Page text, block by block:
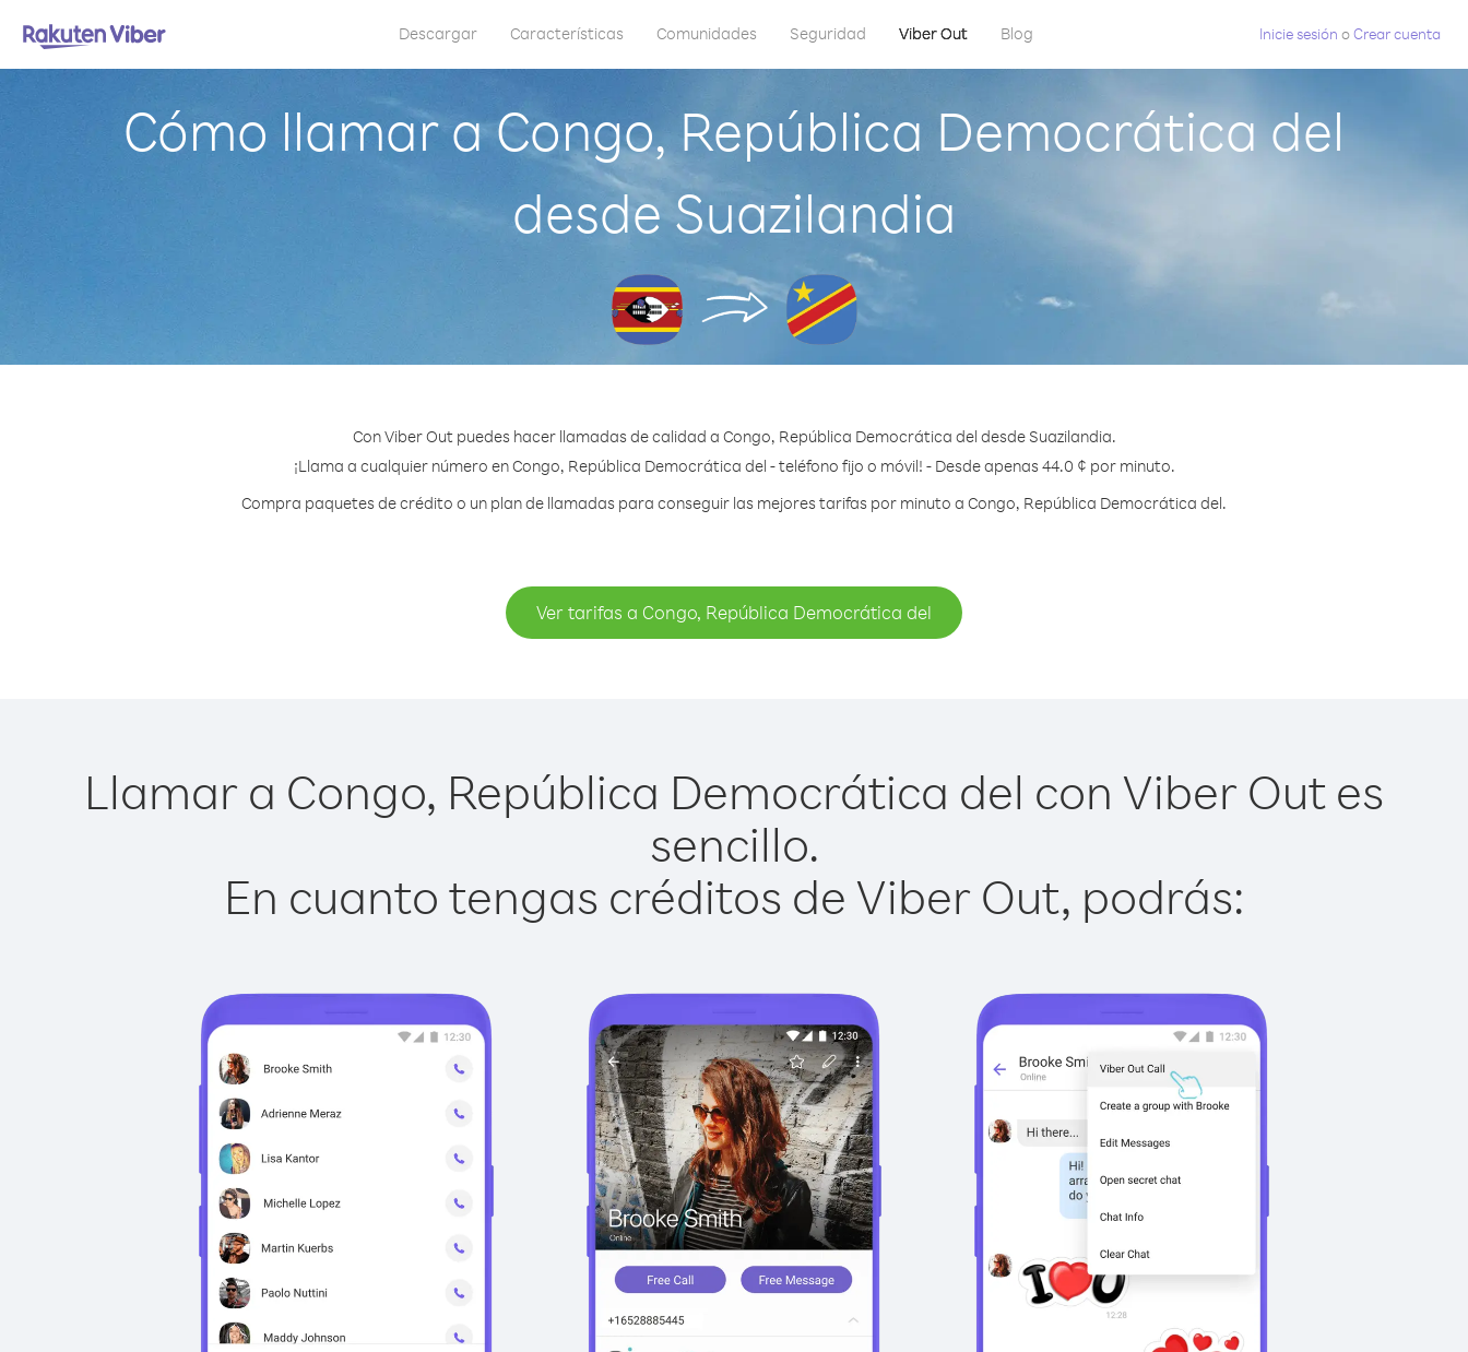
Descargar Características Comunidades Seguridad Viber Out Blog Inicie sesión oCrear cuenta
Cómo llamar a Congo, República Democrática del
desde Suazilandia
Con Viber Out puedes hacer llamadas de calidad a Congo, República Democrática del desde Suazilandia.
¡Llama a cualquier número en Congo, República Democrática del - teléfono fijo o móvil! - Desde apenas 44.0 ¢ por minuto.
Compra paquetes de crédito o un plan de llamadas para conseguir las mejores tarifas por minuto a Congo, República Democrática del.
Ver tarifas a Congo, República Democrática del
Llamar a Congo, República Democrática del con Viber Out es
sencillo.
En cuanto tengas créditos de Viber Out, podrás: